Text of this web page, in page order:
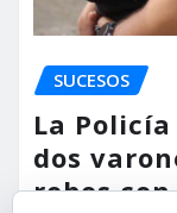
SUCESOS
La
dos
robos